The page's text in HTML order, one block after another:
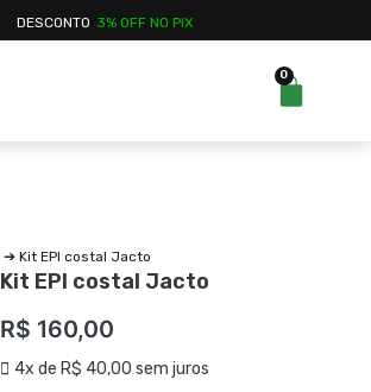
DESCONTO 3% OFF NO PIX
0
➔ Kit EPI costal Jacto
Kit EPI costal Jacto
R$ 160,00
4x de R$ 40,00 sem juros